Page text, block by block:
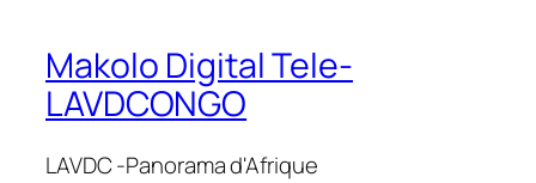
Makolo Digital Tele-
LAVDCONGO
LAVDC -Panorama d'Afrique